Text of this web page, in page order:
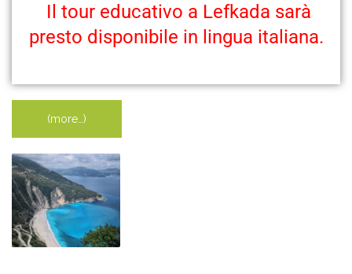
Il tour educativo a Lefkada sarà
presto disponibile in lingua italiana.
(more…)